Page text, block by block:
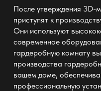
После утверждения 3D-
приступят к
Они используют
современное
гардеробную комнату
производства
вашем доме,
профессиональную